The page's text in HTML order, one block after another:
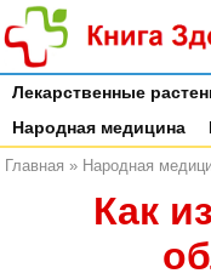
Лекарственные
Народная медицина
Главная » Народная
Как